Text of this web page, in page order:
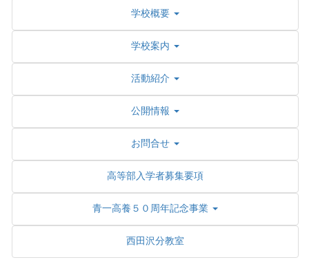
学校概要
学校案内
活動紹介
公開情報
お問合せ
高等部入学者募集要項
青一高養５０周年記念事業
西田沢分教室